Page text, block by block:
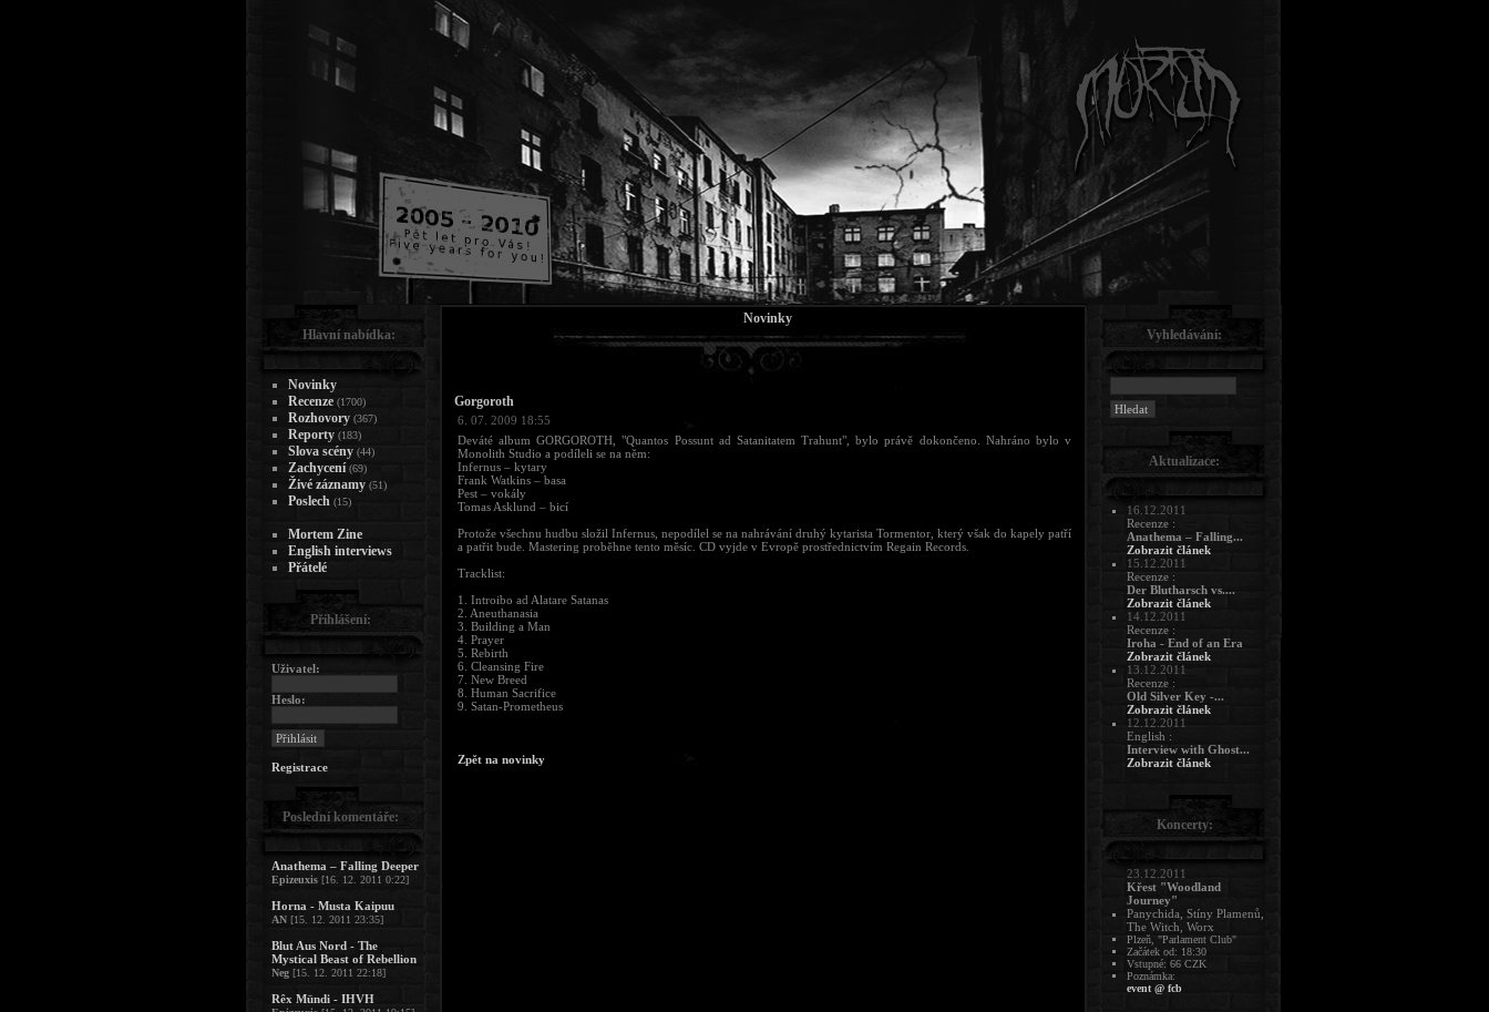
Novinky
Gorgoroth
6. 07. 2009 18:55
Deváté album GORGOROTH, "Quantos Possunt ad Satanitatem Trahunt", bylo právě dokončeno. Nahráno bylo v
Monolith Studio a podíleli se na něm:
Infernus – kytary
Frank Watkins – basa
Pest – vokály
Tomas Asklund – bicí
Protože všechnu hudbu složil Infernus, nepodílel se na nahrávání druhý kytarista Tormentor, který však do kapely patří
a patřit bude. Mastering proběhne tento měsíc. CD vyjde v Evropě prostřednictvím Regain Records.
Tracklist:
1. Introibo ad Alatare Satanas
2. Aneuthanasia
3. Building a Man
4. Prayer
5. Rebirth
6. Cleansing Fire
7. New Breed
8. Human Sacrifice
9. Satan-Prometheus
Zpět na novinky
Hlavní nabídka:
Novinky
Recenze (1700)
Rozhovory (367)
Reporty (183)
Slova scény (44)
Zachycení (69)
Živé záznamy (51)
Poslech (15)
Mortem Zine
English interviews
Přátelé
Přihlášení:
Uživatel:
Heslo:
Registrace
Poslední komentáře:
Anathema – Falling Deeper
Epizeuxis [16. 12. 2011 0:22]
Horna - Musta Kaipuu
AN [15. 12. 2011 23:35]
Blut Aus Nord - The
Mystical Beast of Rebellion
Neg [15. 12. 2011 22:18]
Rêx Mündi - IHVH
Vyhledávání:
Aktualizace:
16.12.2011
Recenze :
Anathema – Falling...
Zobrazit článek
15.12.2011
Recenze :
Der Blutharsch vs....
Zobrazit článek
14.12.2011
Recenze :
Iroha - End of an Era
Zobrazit článek
13.12.2011
Recenze :
Old Silver Key -...
Zobrazit článek
12.12.2011
English :
Interview with Ghost...
Zobrazit článek
Koncerty:
23.12.2011
Křest "Woodland
Journey"
Panychida, Stíny Plamenů,
The Witch, Worx
Plzeň, "Parlament Club"
Začátek od: 18:30
Vstupné: 66 CZK
Poznámka:
event @ fcb